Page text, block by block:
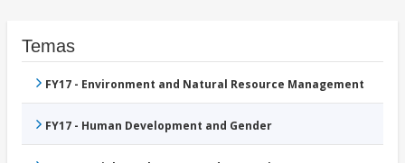
Temas
FY17 - Environment and Natural Resource Management
FY17 - Human Development and Gender